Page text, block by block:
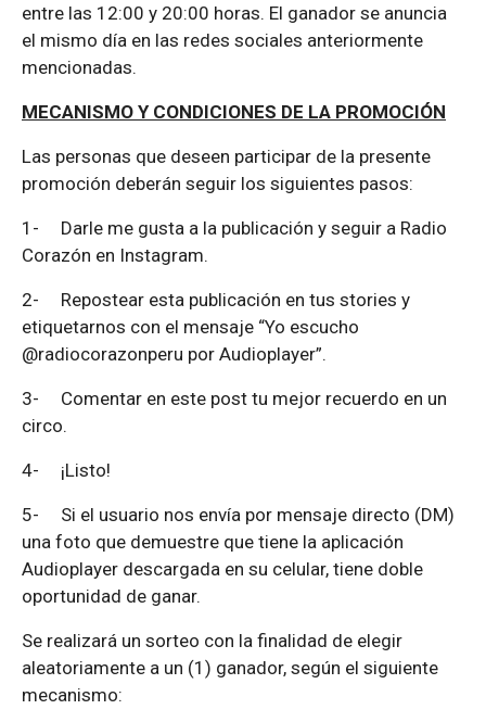
entre las 12:00 y 20:00 horas. El ganador se anuncia
el mismo día en las redes sociales anteriormente
mencionadas.
MECANISMO Y CONDICIONES DE LA PROMOCIÓN
Las personas que deseen participar de la presente
promoción deberán seguir los siguientes pasos:
1- Darle me gusta a la publicación y seguir a Radio
Corazón en Instagram.
2- Repostear esta publicación en tus stories y
etiquetarnos con el mensaje “Yo escucho
@radiocorazonperu por Audioplayer”.
3- Comentar en este post tu mejor recuerdo en un
circo.
4- ¡Listo!
5- Si el usuario nos envía por mensaje directo (DM)
una foto que demuestre que tiene la aplicación
Audioplayer descargada en su celular, tiene doble
oportunidad de ganar.
Se realizará un sorteo con la finalidad de elegir
aleatoriamente a un (1) ganador, según el siguiente
mecanismo: